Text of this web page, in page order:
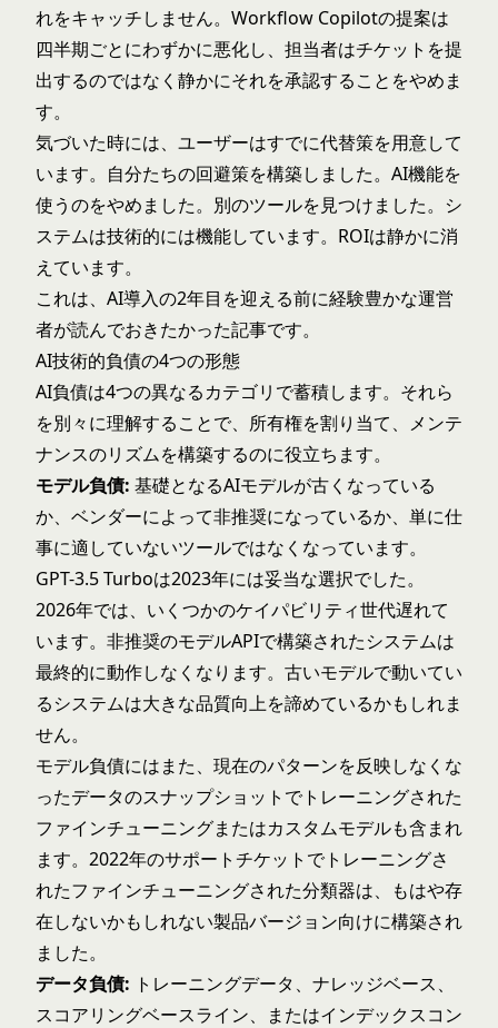
れをキャッチしません。 Workflow Copilotの提案は
四半期ごとにわずかに悪化し、担当者はチケットを提
出するのではなく静かにそれを承認することをやめま
す。
気づいた時には、ユーザーはすでに代替策を用意して
います。自分たちの回避策を構築しました。AI機能を
使うのをやめました。別のツールを見つけました。シ
ステムは技術的には機能しています。ROIは静かに消
えています。
これは、AI導入の2年目を迎える前に経験豊かな運営
者が読んでおきたかった記事です。
AI技術的負債の4つの形態
AI負債は4つの異なるカテゴリで蓄積します。それら
を別々に理解することで、所有権を割り当て、メンテ
ナンスのリズムを構築するのに役立ちます。
モデル負債: 基礎となるAIモデルが古くなっている
か、ベンダーによって非推奨になっているか、単に仕
事に適していないツールではなくなっています。
GPT-3.5 Turboは2023年には妥当な選択でした。
2026年では、いくつかのケイパビリティ世代遅れて
います。非推奨のモデルAPIで構築されたシステムは
最終的に動作しなくなります。古いモデルで動いてい
るシステムは大きな品質向上を諦めているかもしれま
せん。
モデル負債にはまた、現在のパターンを反映しなくな
ったデータのスナップショットでトレーニングされた
ファインチューニングまたはカスタムモデルも含まれ
ます。2022年のサポートチケットでトレーニングさ
れたファインチューニングされた分類器は、もはや存
在しないかもしれない製品バージョン向けに構築され
ました。
データ負債: トレーニングデータ、ナレッジベース、
スコアリングベースライン、またはインデックスコン